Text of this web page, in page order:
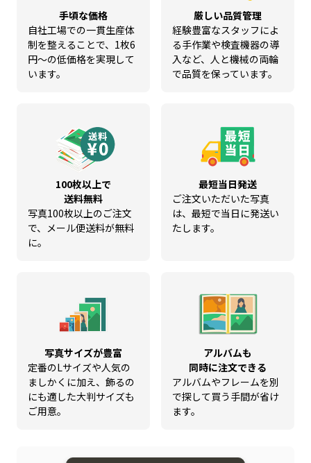
手頃な価格
自社工場での一貫生産体
制を整えることで、1枚6
円～の低価格を実現して
います。
厳しい品質管理
経験豊富なスタッフによ
る手作業や検査機器の導
入など、人と機械の両輪
で品質を保っています。
100枚以上で
送料無料
写真100枚以上のご注文
で、メール便送料が無料
に。
最短当日発送
ご注文いただいた写真
は、最短で当日に発送い
たします。
写真サイズが豊富
定番のLサイズや人気の
ましかくに加え、飾るの
にも適した大判サイズも
ご用意。
アルバムも
同時に注文できる
アルバムやフレームを別
で探して買う手間が省け
ます。